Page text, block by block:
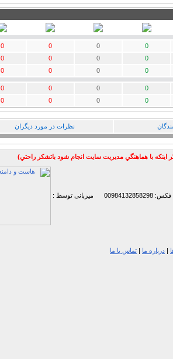
0
0
0
0
0
0
0
0
0
0
0
0
0
0
0
0
0
0
0
0
نظرات در مورد دیگران
اينكه با هماهنگي مديريت سايت انجام شود باتشكر راحتي)
میزبانی توسط :
| درباره ما | تماس با ما